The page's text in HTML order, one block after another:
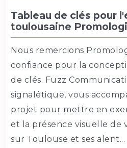
Tableau de clés pour
toulousaine
Nous remercions
confiance pour la
de clés. Fuzz
signalétique, vous
projet pour mettre en
et la présence visuelle de
sur Toulouse et ses alent...